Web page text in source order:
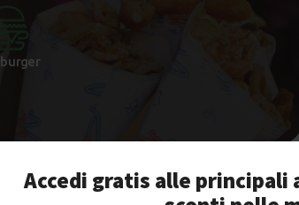
Accedi gratis alle